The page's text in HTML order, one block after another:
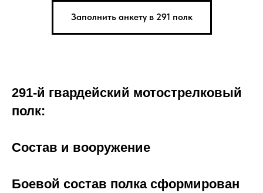
Заполнить анкету в 291 полк
291-й гвардейский мотострелковый
полк:
Состав и вооружение
Боевой состав полка сформирован